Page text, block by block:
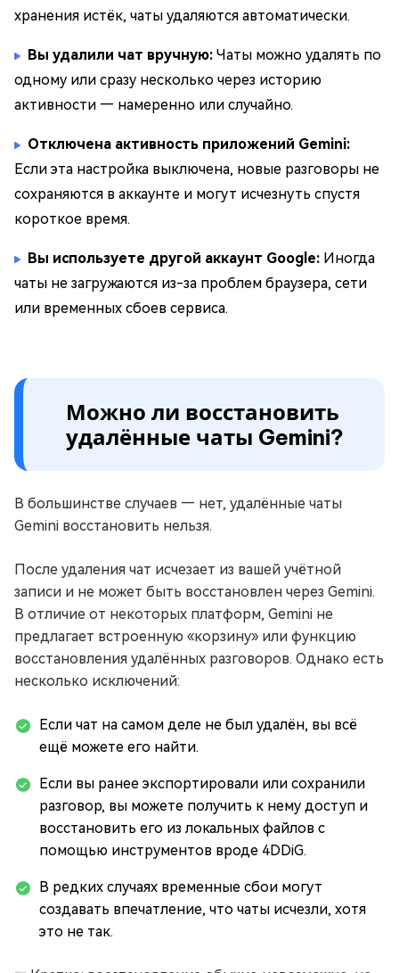
хранения истёк, чаты удаляются автоматически.
Вы удалили чат вручную: Чаты можно удалять по
одному или сразу несколько через историю
активности — намеренно или случайно.
Отключена активность приложений Gemini:
Если эта настройка выключена, новые разговоры не
сохраняются в аккаунте и могут исчезнуть спустя
короткое время.
Вы используете другой аккаунт Google: Иногда
чаты не загружаются из-за проблем браузера, сети
или временных сбоев сервиса.
Можно ли восстановить
удалённые чаты Gemini?
В большинстве случаев — нет, удалённые чаты
Gemini восстановить нельзя.
После удаления чат исчезает из вашей учётной
записи и не может быть восстановлен через Gemini.
В отличие от некоторых платформ, Gemini не
предлагает встроенную «корзину» или функцию
восстановления удалённых разговоров. Однако есть
несколько исключений:
Если чат на самом деле не был удалён, вы всё
ещё можете его найти.
Если вы ранее экспортировали или сохранили
разговор, вы можете получить к нему доступ и
восстановить его из локальных файлов с
помощью инструментов вроде 4DDiG.
В редких случаях временные сбои могут
создавать впечатление, что чаты исчезли, хотя
это не так.